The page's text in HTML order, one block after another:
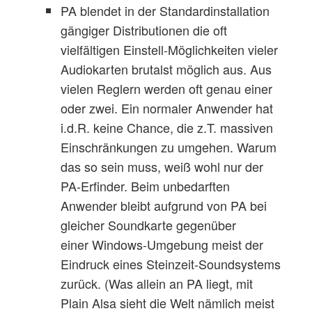
PA blendet in der Standardinstallation
gängiger Distributionen die oft
vielfältigen Einstell-Möglichkeiten vieler
Audiokarten brutalst möglich aus. Aus
vielen Reglern werden oft genau einer
oder zwei. Ein normaler Anwender hat
i.d.R. keine Chance, die z.T. massiven
Einschränkungen zu umgehen. Warum
das so sein muss, weiß wohl nur der
PA-Erfinder. Beim unbedarften
Anwender bleibt aufgrund von PA bei
gleicher Soundkarte gegenüber
einer Windows-Umgebung meist der
Eindruck eines Steinzeit-Soundsystems
zurück. (Was allein an PA liegt, mit
Plain Alsa sieht die Welt nämlich meist